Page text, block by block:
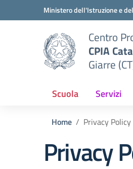
Vai ai contenuti
Vai al menu di navigazione
Ministero dell'Istruzione e
Centro
CPIA
Giarre
Scuola Servizi
Home Privacy Policy
Privacy